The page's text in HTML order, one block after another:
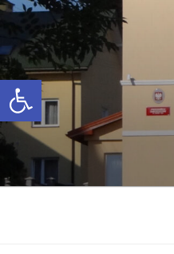
Open toolbar
Przejdź
treści